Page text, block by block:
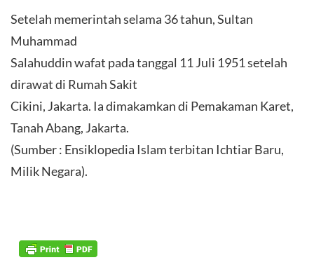
Setelah memerintah selama 36 tahun, Sultan
Muhammad
Salahuddin wafat pada tanggal 11 Juli 1951 setelah
dirawat di Rumah Sakit
Cikini, Jakarta. Ia dimakamkan di Pemakaman Karet,
Tanah Abang, Jakarta.
(Sumber : Ensiklopedia Islam terbitan Ichtiar Baru,
Milik Negara).